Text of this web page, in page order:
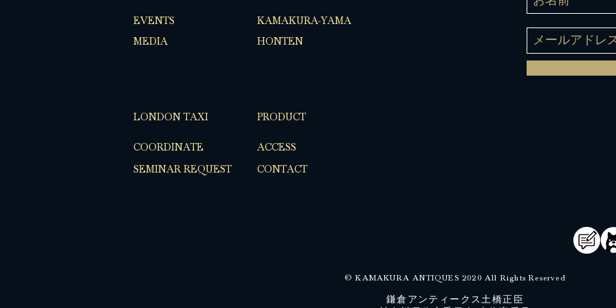
EVENTS
MEDIA
KAMAKURA-YAMA
HONTEN
LONDON TAXI
COORDINATE
SEMINAR REQUEST
PRODUCT
ACCESS
CONTACT
© KAMAKURA ANTIQUES 2020 All Rights Reserved
鎌倉アンティークス土橋正臣